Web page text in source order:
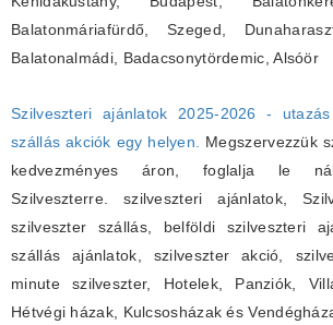
Balatonmáriafürdő, Szeged,
Balatonalmádi, Badacsonytördemic, Alsóör
Szilveszteri ajánlatok 2025-2026 -
szállás akciók egy helyen.
Megszervezzük
kedvezményes áron, foglalja le
Szilveszterre. szilveszteri ajánlatok,
szilveszter szállás, belföldi szilveszteri
szállás ajánlatok, szilveszter akció,
minute szilveszter, Hotelek, Panziók,
Hétvégi házak, Kulcsosházak és